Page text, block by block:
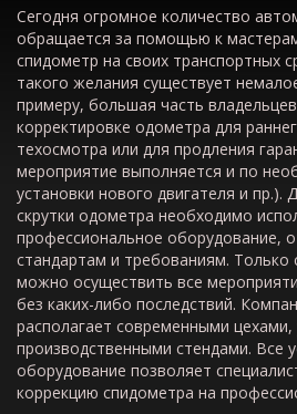
Сегодня огромное количество
обращается за помощью к
спидометр на своих транспортных
такого желания существует
примеру, большая часть
корректировке одометра для
техосмотра или для продления
мероприятие выполняется и по
установки нового двигателя и пр.).
скрутки одометра необходимо
профессиональное оборудование,
стандартам и требованиям.
можно осуществить все
без каких-либо последствий.
располагает современными
производственными стендами. Все
оборудование позволяет
коррекцию спидометра на